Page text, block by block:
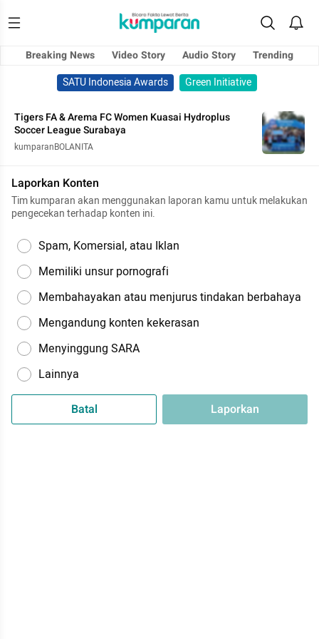
Breaking News Video Story Audio Story
Trending
SATU Indonesia Awards
Green Initiative
Tigers FA & Arema FC Women Kuasai Hydroplus
Soccer League Surabaya
kumparanBOLANITA
Laporkan Konten
Tim kumparan akan menggunakan laporan kamu untuk melakukan
pengecekan terhadap konten ini.
Spam, Komersial, atau Iklan
Memiliki unsur pornografi
Membahayakan atau menjurus tindakan berbahaya
Mengandung konten kekerasan
Menyinggung SARA
Lainnya
Batal Laporkan